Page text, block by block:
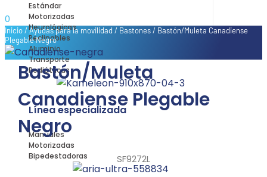
Estándar
Motorizadas
Neurológicas
Reclinables
Aluminio
Transporte
Pediátricas
Línea especializada
Manuales
Motorizadas
Bipedestadoras
0
Inicio/Ayudas para la movilidad / Bastones/ Bastón/Muleta Canadiense
Plegable Negro
Bastón/Muleta
Canadiense Plegable
Negro
SF9272L